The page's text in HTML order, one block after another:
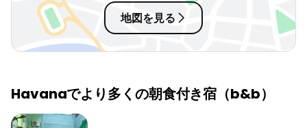
地図を見る
Havanaでより多くの朝食付き宿（b&b）